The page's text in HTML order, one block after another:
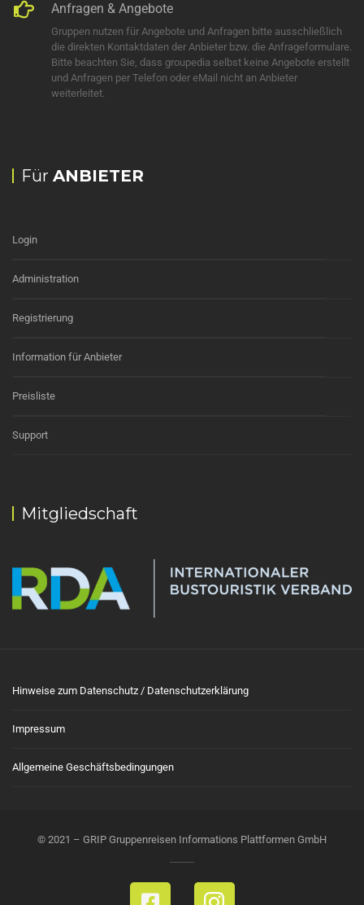
Anfragen & Angebote
Gruppen nutzen für Angebote und Anfragen bitte ausschließlich
die direkten Kontaktdaten der Anbieter bzw. die Anfrageformulare.
Bitte beachten Sie, dass groupedia selbst keine Angebote erstellt
und Anfragen per Telefon oder eMail nicht an Anbieter
weiterleitet.
Für ANBIETER
Login
Administration
Registrierung
Information für Anbieter
Preisliste
Support
Mitgliedschaft
Hinweise zum Datenschutz / Datenschutzerklärung
Impressum
Allgemeine Geschäftsbedingungen
© 2021 – GRIP Gruppenreisen Informations Plattformen GmbH